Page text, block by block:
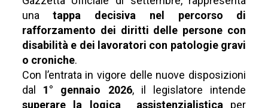
unatappa decisiva nel percorso di
rafforzamento dei diritti delle persone con
disabilità e dei lavoratori con patologie gravi
o croniche.
Con l’entrata in vigore delle nuove disposizioni
dal 1° gennaio 2026, il legislatore intende
superare la logica assistenzialisticaper